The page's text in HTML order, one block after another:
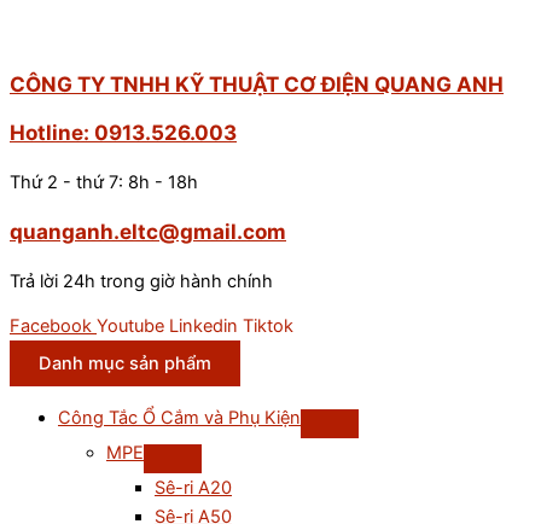
CÔNG TY TNHH KỸ THUẬT CƠ ĐIỆN QUANG ANH
Hotline: 0913.526.003
Thứ 2 - thứ 7: 8h - 18h
quanganh.eltc@gmail.com
Trả lời 24h trong giờ hành chính
Facebook Youtube Linkedin Tiktok
Danh mục sản phẩm
Công Tắc Ổ Cắm và Phụ Kiện
MPE
Sê-ri A20
Sê-ri A50